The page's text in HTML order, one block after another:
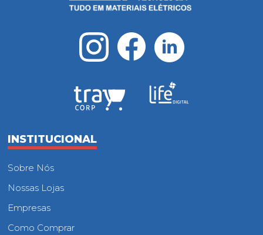
INSTITUCIONAL
Sobre Nós
Nossas Lojas
Empresas
Como Comprar